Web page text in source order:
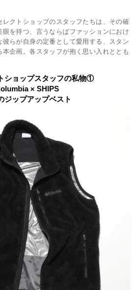
クトショップのスタッフたちは、その確
を持つ、言うならばファッションにおけ
らが自身の定番として愛用する、スタン
企画。各スタッフが抱く思い入れととも
ショップスタッフの私物①
× SHIPS
ジップアップベスト